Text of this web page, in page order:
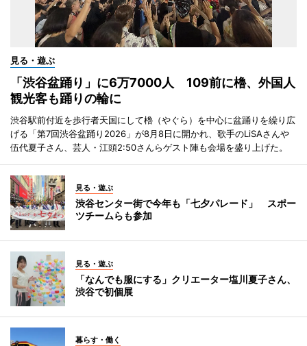
見る・遊ぶ
「渋谷盆踊り」に6万7000人 109前に櫓、外国人
観光客も踊りの輪に
渋谷駅前付近を歩行者天国にして櫓（やぐら）を中心に盆踊りを繰り広
げる「第7回渋谷盆踊り2026」が8月8日に開かれ、歌手のLiSAさんや
伍代夏子さん、芸人・江頭2:50さんらゲスト陣も会場を盛り上げた。
見る・遊ぶ
渋谷センター街で今年も「七夕パレード」 スポー
ツチームらも参加
見る・遊ぶ
「なんでも服にする」クリエーター塩川夏子さん、
渋谷で初個展
暮らす・働く